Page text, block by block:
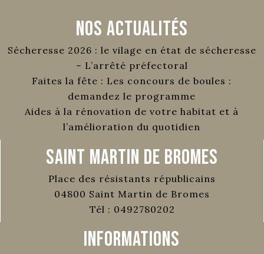
Nos Actualités
Sécheresse 2026 : le vilage en état de sécheresse
– L’arrêté préfectoral
Faites la fête : Les concours de boules :
demandez le programme
Aides à la rénovation de votre habitat et à
l’amélioration du quotidien
Saint Martin de Bromes
Place des résistants républicains
04800 Saint Martin de Bromes
Tél : 0492780202
Informations